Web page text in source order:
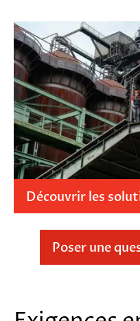
Découvrir les
Poser une